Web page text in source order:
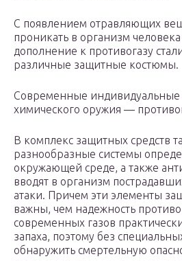
С появлением отравляющих
проникать в организм
дополнение к противогазу
различные защитные костюмы.
Современные индивидуальные
химического оружия —
В комплекс защитных средств
разнообразные системы
окружающей среде, а также
вводят в организм
атаки. Причем эти элементы
важны, чем надежность
современных газов
запаха, поэтому без
обнаружить смертельную